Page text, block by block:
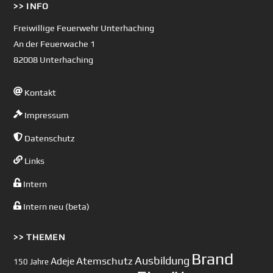
>> INFO
Freiwillige Feuerwehr Unterhaching
An der Feuerwache 1
82008 Unterhaching
Kontakt
Impressum
Datenschutz
Links
Intern
Intern neu (beta)
>> THEMEN
150 Jahre AdejeAtemschutz Ausbildung Brand